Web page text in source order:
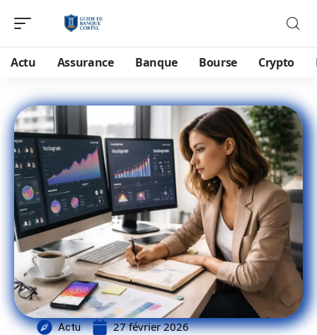
Actu Assurance Banque Bourse Crypto
Actu 27 février 2026